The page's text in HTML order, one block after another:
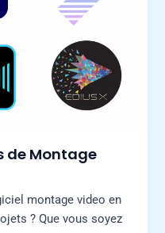
de Montage
montage video en
? Que vous soyez